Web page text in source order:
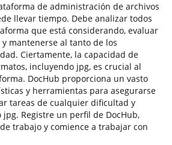
de administración de archivos
llevar tiempo. Debe analizar todos
que está considerando, evaluar
mantenerse al tanto de los
Ciertamente, la capacidad de
incluyendo jpg, es crucial al
DocHub proporciona un vasto
y herramientas para asegurarse
tareas de cualquier dificultad y
Registre un perfil de DocHub,
trabajo y comience a trabajar con